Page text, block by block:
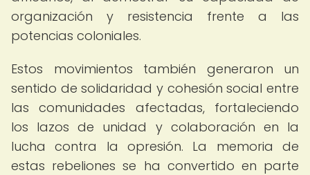
organización y resistencia frente a las
potencias coloniales.
Estos movimientos también generaron un
sentido de solidaridad y cohesión social entre
las comunidades afectadas, fortaleciendo
los lazos de unidad y colaboración en la
lucha contra la opresión. La memoria de
estas rebeliones se ha convertido en parte